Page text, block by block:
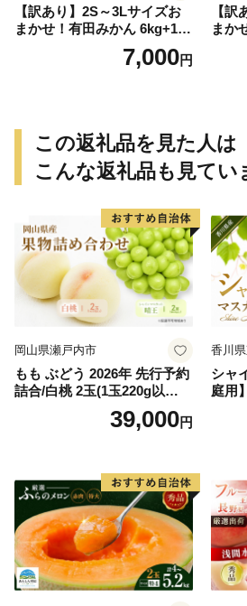
【訳あり】2S～3Lサイズお
まかせ！有田みかん 6kg+1kg
保証分 11月から12月下旬ま
でに順次発送致します。 / 訳
7,000円
【
まか
保証
で
この返礼品を見た人は
こんな返礼品も見てい
岡山県瀬戸内市
もも ぶどう 2026年 先行予約
詰合/白桃 2玉(1玉220g以
上)・シャインマスカット 晴
39,000円
香川
シャ
庭用
どう
だ